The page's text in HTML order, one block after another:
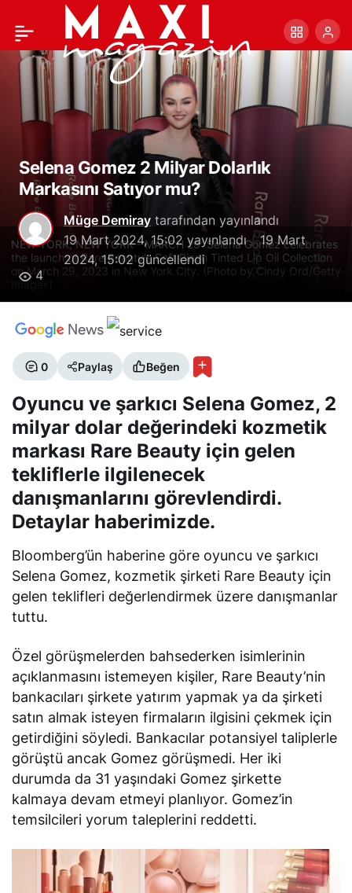
NEW YORK, NEW YORK - MARCH 29: Selena Gomez celebrates
the launch of Rare Beauty's Soft Pinch Tinted Lip Oil Collection
on March 29, 2023 in New York City. (Photo by Cindy Ord/Getty
Images)
Selena Gomez 2 Milyar Dolarlık
Markasını Satıyor mu?
Müge Demiray tarafından yayınlandı
19 Mart 2024, 15:02 yayınlandı
19 Mart
2024, 15:02güncellendi
4
0 Paylaş Beğen
Oyuncu ve şarkıcı Selena Gomez, 2
milyar dolar değerindeki kozmetik
markası Rare Beauty için gelen
tekliflerle ilgilenecek
danışmanlarını görevlendirdi.
Detaylar haberimizde.
Bloomberg’ün haberine göre oyuncu ve şarkıcı
Selena Gomez, kozmetik şirketi Rare Beauty için
gelen teklifleri değerlendirmek üzere danışmanlar
tuttu.
Özel görüşmelerden bahsederken isimlerinin
açıklanmasını istemeyen kişiler, Rare Beauty’nin
bankacıları şirkete yatırım yapmak ya da şirketi
satın almak isteyen firmaların ilgisini çekmek için
getirdiğini söyledi. Bankacılar potansiyel taliplerle
görüştü ancak Gomez görüşmedi. Her iki
durumda da 31 yaşındaki Gomez şirkette
kalmaya devam etmeyi planlıyor. Gomez’in
temsilcileri yorum taleplerini reddetti.
Kate Middleton’ın
Görüntüleri Ortaya Çıktı
Paylaş